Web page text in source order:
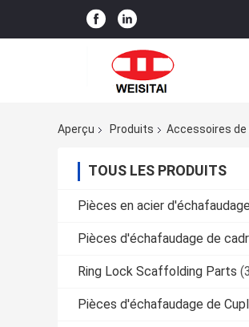
Aperçu Produits Accessoires
TOUS LES PRODUITS
Pièces en acier d'échafaudage
Pièces d'échafaudage de
Ring Lock Scaffolding Parts
Pièces d'échafaudage de